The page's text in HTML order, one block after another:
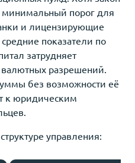
минимальный порог для
и лицензирующие
показатели по
затрудняет
разрешений.
без возможности её
к юридическим
управления: